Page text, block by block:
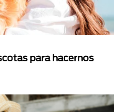
para hacernos